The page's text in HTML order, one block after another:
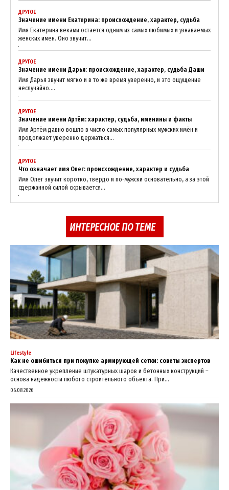
ДРУГОЕ
Значение имени Екатерина: происхождение, характер, судьба
Имя Екатерина веками остается одним из самых любимых и узнаваемых
женских имен. Оно звучит...
ДРУГОЕ
Значение имени Дарья: происхождение, характер, судьба Даши
Имя Дарья звучит мягко и в то же время уверенно, и это ощущение
неслучайно....
ДРУГОЕ
Значение имени Артём: характер, судьба, именины и факты
Имя Артём давно вошло в число самых популярных мужских имён и
продолжает уверенно держаться...
ДРУГОЕ
Что означает имя Олег: происхождение, характер и судьба
Имя Олег звучит коротко, твердо и по-мужски основательно, а за этой
сдержанной силой скрывается...
ИНТЕРЕСНОЕ ПО ТЕМЕ
Lifestyle
Как не ошибиться при покупке армирующей сетки: советы экспертов
Качественное укрепление штукатурных шаров и бетонных конструкций –
основа надежности любого строительного объекта. При...
06.08.2026